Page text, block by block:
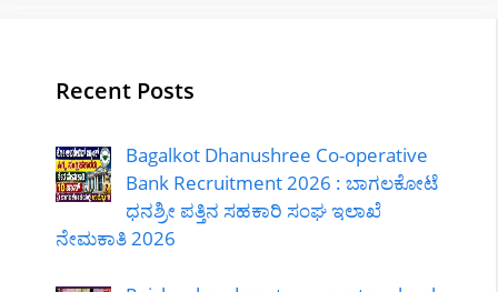
Recent Posts
Bagalkot Dhanushree Co-operative
Bank Recruitment 2026 : ಬಾಗಲಕೋಟೆ
ಧನಶ್ರೀ ಪತ್ತಿನ ಸಹಕಾರಿ ಸಂಘ ಇಲಾಖೆ
ನೇಮಕಾತಿ 2026